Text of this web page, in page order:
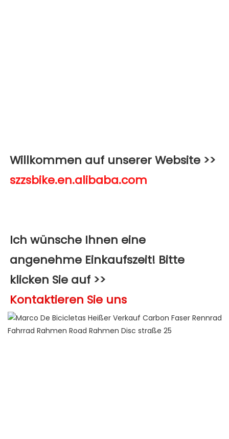
Willkommen auf unserer Website >>
Ich wünsche Ihnen eine
angenehme Einkaufszeit! Bitte
klicken Sie auf >>